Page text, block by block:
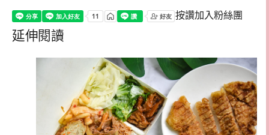
按讚加入粉絲團
延伸閱讀